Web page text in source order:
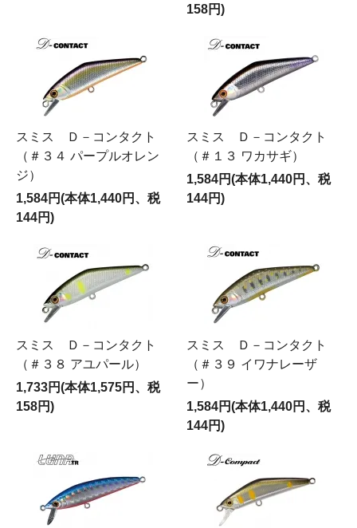
158円)
スミス Ｄ－コンタクト
（＃３４ パープルオレン
ジ）
1,584円(本体1,440円、税
144円)
スミス Ｄ－コンタクト
（＃１３ ワカサギ）
1,584円(本体1,440円、税
144円)
スミス Ｄ－コンタクト
（＃３８ アユパール）
1,733円(本体1,575円、税
158円)
スミス Ｄ－コンタクト
（＃３９ イワナレーザ
ー）
1,584円(本体1,440円、税
144円)